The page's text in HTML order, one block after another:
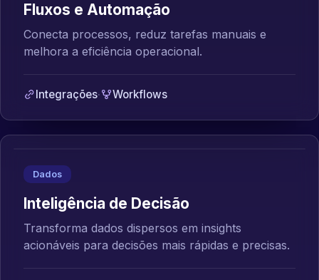
Fluxos e Automação
Conecta processos, reduz tarefas manuais e
melhora a eficiência operacional.
Integrações· Workflows
Dados
Inteligência de Decisão
Transforma dados dispersos em insights
acionáveis para decisões mais rápidas e precisas.